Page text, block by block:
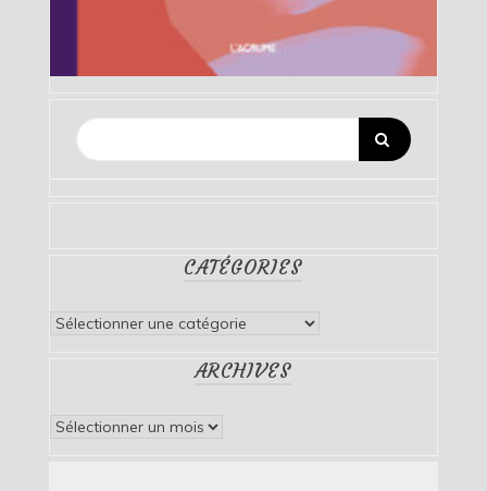
CATÉGORIES
Catégories
ARCHIVES
Archives